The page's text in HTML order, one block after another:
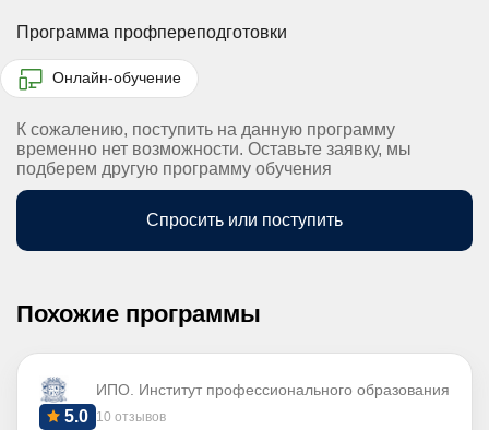
Программа профпереподготовки
Онлайн-обучение
К сожалению, поступить на данную программу
временно нет возможности. Оставьте заявку, мы
подберем другую программу обучения
Спросить или поступить
Похожие программы
ИПО. Институт профессионального образования
10 отзывов
5.0